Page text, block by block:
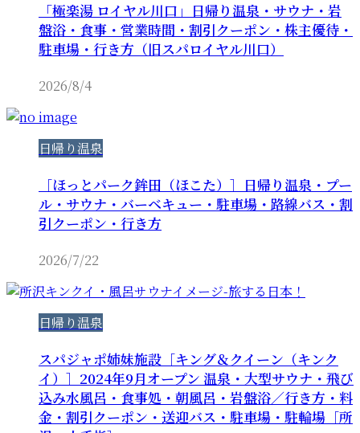
「極楽湯 ロイヤル川口」日帰り温泉・サウナ・岩
盤浴・食事・営業時間・割引クーポン・株主優待・
駐車場・行き方（旧スパロイヤル川口）
2026/8/4
日帰り温泉
［ほっとパーク鉾田（ほこた）］日帰り温泉・プー
ル・サウナ・バーベキュー・駐車場・路線バス・割
引クーポン・行き方
2026/7/22
日帰り温泉
スパジャポ姉妹施設［キング＆クイーン（キンク
イ）］2024年9月オープン 温泉・大型サウナ・飛び
込み水風呂・食事処・朝風呂・岩盤浴／行き方・料
金・割引クーポン・送迎バス・駐車場・駐輪場［所